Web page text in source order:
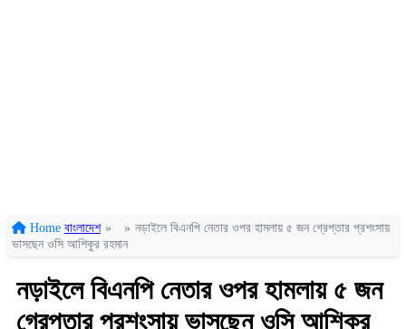
Home বাংলাদেশ » » নড়াইলে বিএনপি নেতার ওপর হামলায় ৫ জন গ্রেপ্তার প্রশংসায়
ভাসছেন ওসি আশিকুর রহমান
নড়াইলে বিএনপি নেতার ওপর হামলায় ৫ জন
গ্রেপ্তার প্রশংসায় ভাসছেন ওসি আশিকুর